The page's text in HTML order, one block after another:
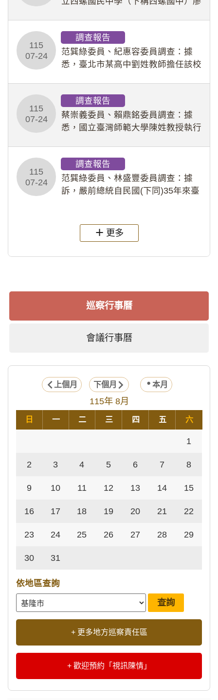
教羽球隊學生等行為，歷經該校校園
事件處理會議（下
115
07-24
調查報告
范巽綠委員、紀惠容委員調查：據
悉，臺北市某高中劉姓教師擔任該校
行拍攝特定樣態性影像並以手機傳送
劉師。該生因畏懼成
115
07-24
調查報告
蔡崇義委員、賴鼎銘委員調查：據
悉，國立臺灣師範大學陳姓教授執行
術倫理等情案調查報告。(115教調
31)
115
07-24
調查報告
范巽綠委員、林盛豐委員調查：據
訴，嚴前總統自民國(下同)35年來臺
過世後，總統府於89年間函請其家屬
繼續留住
更多
巡察行事曆
會議行事曆
上個月 下個月 本月
115年 8月
日 一 二 三 四 五 六
1
2 3 4 5 6 7 8
9 10 11 12 13 14 15
16 17 18 19 20 21 22
23 24 25 26 27 28 29
30 31
依地區查詢
+ 更多地方巡察責任區
+ 歡迎預約「視訊陳情」